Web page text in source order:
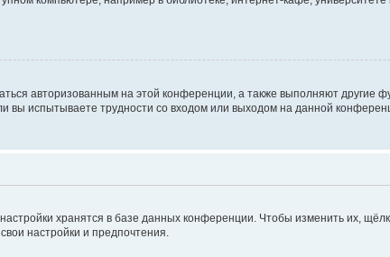
авторизованным на этой конференции, а также выполняют другие
вы испытываете трудности со входом или выходом на данной
хранятся в базе данных конференции. Чтобы изменить их,
настройки и предпочтения.